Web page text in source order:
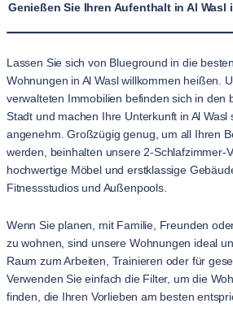
Genießen Sie Ihren Aufenthalt in Al
Lassen Sie sich von Blueground in die
Wohnungen in Al Wasl willkommen heißen.
verwalteten Immobilien befinden sich in den
Stadt und machen Ihre Unterkunft in Al Wasl
angenehm. Großzügig genug, um all Ihren
werden, beinhalten unsere 2-Schlafzimmer-
hochwertige Möbel und erstklassige
Fitnessstudios und Außenpools.
Wenn Sie planen, mit Familie, Freunden
zu wohnen, sind unsere Wohnungen ideal
Raum zum Arbeiten, Trainieren oder für
Verwenden Sie einfach die Filter, um die
finden, die Ihren Vorlieben am besten